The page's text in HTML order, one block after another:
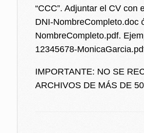
“CCC”. Adjuntar el CV con
DNI-NombreCompleto.doc
NombreCompleto.pdf.
12345678-
IMPORTANTE: NO SE
ARCHIVOS DE MÁS DE